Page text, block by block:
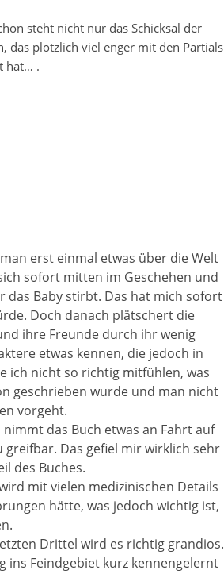
steht nicht nur das Schicksal der
das plötzlich viel enger mit den Partials
hat… .
erst einmal etwas über die Welt
sofort mitten im Geschehen und
das Baby stirbt. Das hat mich sofort
Doch danach plätschert die
ihre Freunde durch ihr wenig
etwas kennen, die jedoch in
ich nicht so richtig mitfühlen, was
geschrieben wurde und man nicht
vorgeht.
das Buch etwas an Fahrt auf
greifbar. Das gefiel mir wirklich sehr
des Buches.
mit vielen medizinischen Details
hätte, was jedoch wichtig ist,
Drittel wird es richtig grandios.
ins Feindgebiet kurz kennengelernt